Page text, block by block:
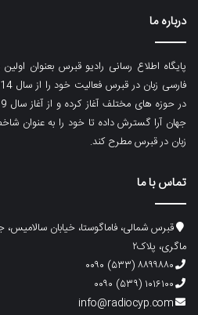
درباره ما
پایگاه اطلاع رسانی رادیو قبرس بعنوان
جهان آرا گسترش داده تا خود را به عنوان
زبان در قبرس مطرح کند.
تماس با ما
ماگری، پلاک۲
۸۸۹۹۸۸۰ (۵۳۳) ۰۰۹۰
۱۰۱۶۱۰۰ (۵۳۹) ۰۰۹۰
info@radiocyp.com